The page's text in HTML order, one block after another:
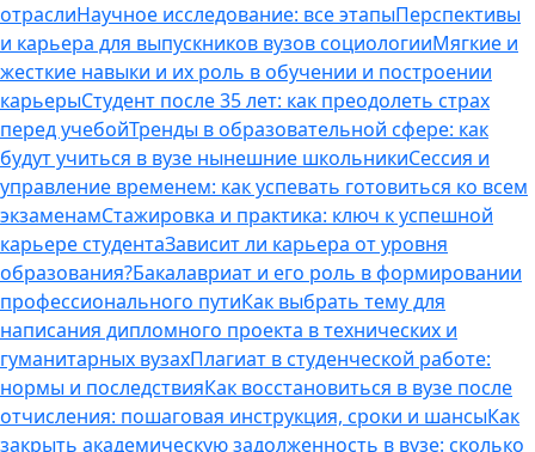
отраслиНаучное исследование: все этапыПерспективы
и карьера для выпускников вузов социологииМягкие и
жесткие навыки и их роль в обучении и построении
карьерыСтудент после 35 лет: как преодолеть страх
перед учебойТренды в образовательной сфере: как
будут учиться в вузе нынешние школьникиСессия и
управление временем: как успевать готовиться ко всем
экзаменамСтажировка и практика: ключ к успешной
карьере студентаЗависит ли карьера от уровня
образования?Бакалавриат и его роль в формировании
профессионального путиКак выбрать тему для
написания дипломного проекта в технических и
гуманитарных вузахПлагиат в студенческой работе:
нормы и последствияКак восстановиться в вузе после
отчисления: пошаговая инструкция, сроки и шансыКак
закрыть академическую задолженность в вузе: сколько